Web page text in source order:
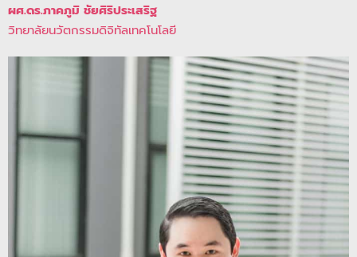
ผศ.ดร.ภาคภูมิ ชัยศิริประเสริฐ
วิทยาลัยนวัตกรรมดิจิทัลเทคโนโลยี